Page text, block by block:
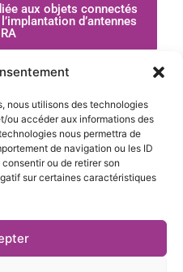
nous utilisons des technologies
ou accéder aux informations des
nous permettra de
de navigation ou les ID
ou de retirer son
sur certaines caractéristiques
aux objets connectés
d’antennes